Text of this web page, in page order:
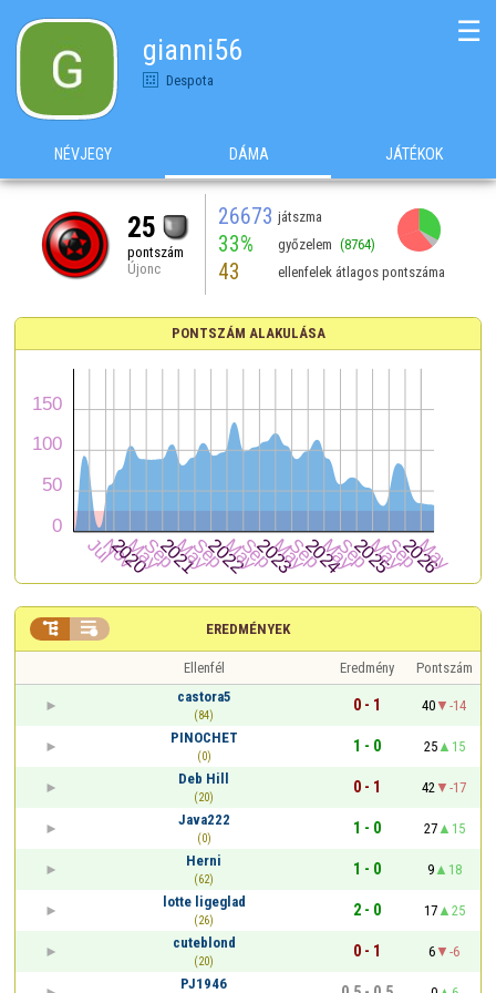
gianni56
Despota
☰
NÉVJEGY DÁMA JÁTÉKOK
25
pontszám
Újonc
26673 játszma
33% győzelem (8764)
43 ellenfelek átlagos pontszáma
PONTSZÁM ALAKULÁSA
EREDMÉNYEK
 
Ellenfél Eredmény
Pontszám
castora5
(84)
0 - 1 40
-14
PINOCHET
(0)
1 - 0 25
15
Deb Hill
(20)
0 - 1 42
-17
Java222
(0)
1 - 0 27
15
Herni
(62)
1 - 0 9
18
lotte ligeglad
(26)
2 - 0 17
25
cuteblond
(20)
0 - 1 6
-6
PJ1946